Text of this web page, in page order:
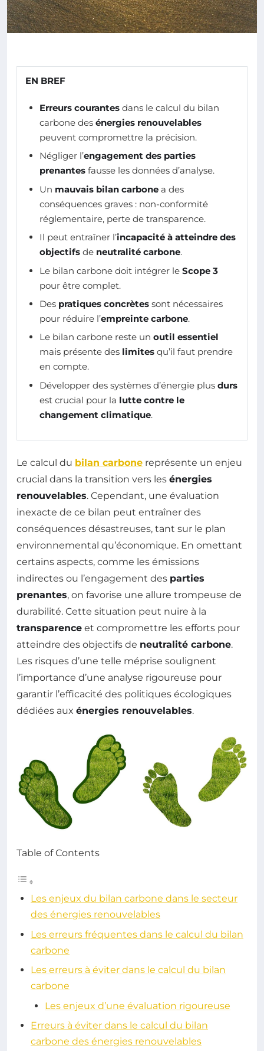
EN BREF
Erreurs courantes dans le calcul du bilan
carbone des énergies renouvelables
peuvent compromettre la précision.
Négliger l’engagement des parties
prenantes fausse les données d’analyse.
Un mauvais bilan carbone a des
conséquences graves : non-conformité
réglementaire, perte de transparence.
Il peut entraîner l’incapacité à atteindre des
objectifs de neutralité carbone.
Le bilan carbone doit intégrer le Scope 3
pour être complet.
Des pratiques concrètes sont nécessaires
pour réduire l’empreinte carbone.
Le bilan carbone reste un outil essentiel
mais présente des limites qu’il faut prendre
en compte.
Développer des systèmes d’énergie plus durs
est crucial pour la lutte contre le
changement climatique.
Le calcul du bilan carbone représente un enjeu
crucial dans la transition vers les énergies
renouvelables. Cependant, une évaluation
inexacte de ce bilan peut entraîner des
conséquences désastreuses, tant sur le plan
environnemental qu’économique. En omettant
certains aspects, comme les émissions
indirectes ou l’engagement des parties
prenantes, on favorise une allure trompeuse de
durabilité. Cette situation peut nuire à la
transparence et compromettre les efforts pour
atteindre des objectifs de neutralité carbone.
Les risques d’une telle méprise soulignent
l’importance d’une analyse rigoureuse pour
garantir l’efficacité des politiques écologiques
dédiées aux énergies renouvelables.
Table of Contents
Les enjeux du bilan carbone dans le secteur
des énergies renouvelables
Les erreurs fréquentes dans le calcul du bilan
carbone
Les erreurs à éviter dans le calcul du bilan
carbone
Les enjeux d’une évaluation rigoureuse
Erreurs à éviter dans le calcul du bilan
carbone des énergies renouvelables